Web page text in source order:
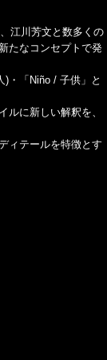
江川芳文と数多くの
たなコンセプトで発
)・「Niño / 子供」と
ルに新しい解釈を、
ィテールを特徴とす